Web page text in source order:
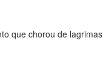
que chorou de